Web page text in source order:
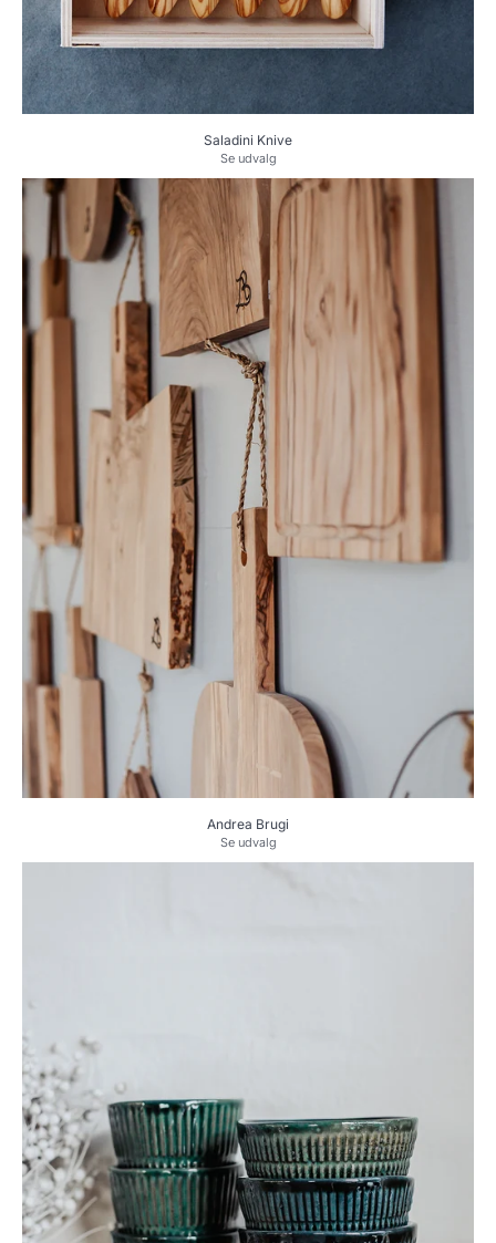
Saladini Knive
Se udvalg
Andrea Brugi
Se udvalg